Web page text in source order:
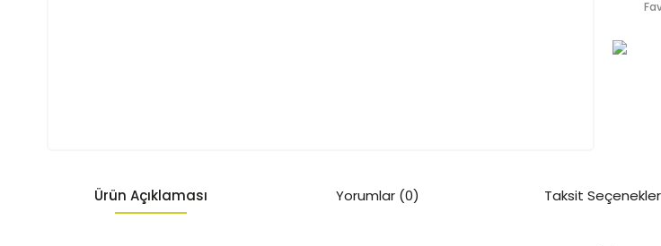
Ürün Açıklaması Yorumlar (0) Taksit